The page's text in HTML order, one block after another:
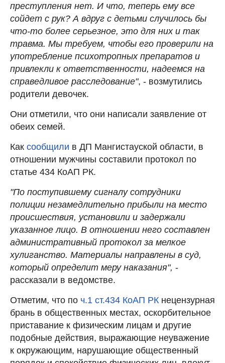
преступления нет. И что, теперь ему все
сойдет с рук? А вдруг с детьми случилось бы
что-то более серьезное, это для них и так
травма. Мы требуем, чтобы его проверили на
употребление психотропных препаратов и
привлекли к ответственности, надеемся на
справедливое расследование", - возмутились
родители девочек.
Они отметили, что они написали заявление от
обеих семей.
Как сообщили в ДП Мангистауской области, в
отношении мужчины составили протокол по
статье 434 КоАП РК.
"По поступившему сигналу сотрудники
полиции незамедлительно прибыли на место
происшествия, установили и задержали
указанное лицо. В отношении него составлен
административный протокол за мелкое
хулиганство. Материалы направлены в суд,
который определит меру наказания", -
рассказали в ведомстве.
Отметим, что по ч.1 ст.434 КоАП РК нецензурная
брань в общественных местах, оскорбительное
приставание к физическим лицам и другие
подобные действия, выражающие неуважение
к окружающим, нарушающие общественный